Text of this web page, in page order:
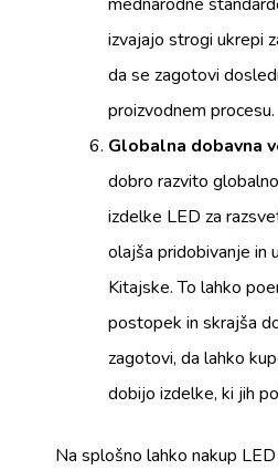
mednarodne
izvajajo strogi ukrepi
da se zagotovi
proizvodnem procesu.
Globalna dobavna
dobro razvito
izdelke LED za
olajša pridobivanje in
Kitajske. To lahko
postopek in skrajša
zagotovi, da lahko
dobijo izdelke, ki jih
Na splošno lahko nakup